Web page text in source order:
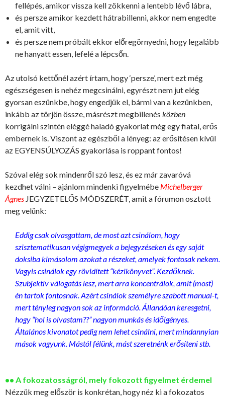
fellépés, amikor vissza kell zökkenni a lentebb lévő lábra,
és persze amikor kezdett hátrabillenni, akkor nem engedte
el, amit vitt,
és persze nem próbált ekkor előregörnyedni, hogy legalább
ne hanyatt essen, lefelé a lépcsőn.
Az utolsó kettőnél azért írtam, hogy ‘persze’, mert ezt még
egészségesen is nehéz megcsinálni, egyrészt nem jut elég
gyorsan eszünkbe, hogy engedjük el, bármi van a kezünkben,
inkább az törjön össze, másrészt megbillenés közben
korrigálni szintén eléggé haladó gyakorlat még egy fiatal, erős
embernek is. Viszont az egészből a lényeg: az erősítésen kívül
az EGYENSÚLYOZÁS gyakorlása is roppant fontos!
Szóval elég sok mindenről szó lesz, és ez már zavaróvá
kezdhet válni – ajánlom mindenki figyelmébe Michelberger
Ágnes JEGYZETELŐS MÓDSZERÉT, amit a fórumon osztott
meg velünk:
Eddig csak olvasgattam, de most azt csinálom, hogy
szisztematikusan végigmegyek a bejegyzéseken és egy saját
doksiba kimásolom azokat a részeket, amelyek fontosak nekem.
Vagyis csinálok egy rövidített “kézikönyvet”. Kezdőknek.
Szubjektív válogatás lesz, mert arra koncentrálok, amit (most)
én tartok fontosnak. Azért csinálok személyre szabott manual-t,
mert tényleg nagyon sok az információ. Állandóan keresgetni,
hogy “hol is olvastam??” nagyon munkás és időigényes.
Általános kivonatot pedig nem lehet csinálni, mert mindannyian
mások vagyunk. Mástól félünk, mást szeretnénk erősíteni stb.
•• A fokozatosságról, mely fokozott figyelmet érdemel
Nézzük meg először is konkrétan, hogy néz ki a fokozatos